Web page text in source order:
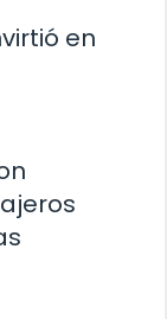
en